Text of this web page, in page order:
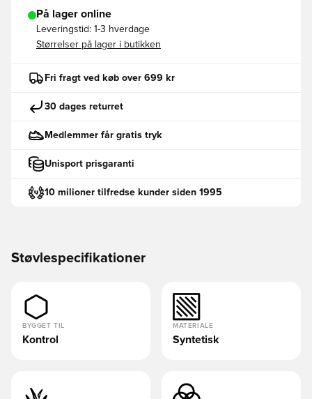
På lager online
Leveringstid: 1-3 hverdage
Størrelser på lager i butikken
Fri fragt ved køb over 699 kr
30 dages returret
Medlemmer får gratis tryk
Unisport prisgaranti
10 milioner tilfredse kunder siden 1995
Støvlespecifikationer
BYGGET TIL
Kontrol
MATERIALE
Syntetisk